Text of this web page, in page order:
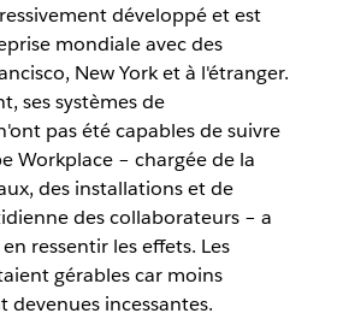
développé et est
mondiale avec des
New York et à l'étranger.
ses systèmes de
pas été capables de suivre
Workplace – chargée de la
des installations et de
des collaborateurs – a
ressentir les effets. Les
gérables car moins
devenues incessantes.